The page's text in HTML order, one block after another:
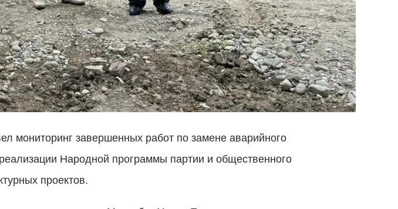
мониторинг завершенных работ по замене аварийного
Народной программы партии и общественного
проектов.